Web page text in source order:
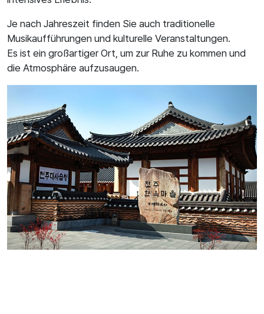
Je nach Jahreszeit finden Sie auch traditionelle
Musikaufführungen und kulturelle Veranstaltungen.
Es ist ein großartiger Ort, um zur Ruhe zu kommen und
die Atmosphäre aufzusaugen.